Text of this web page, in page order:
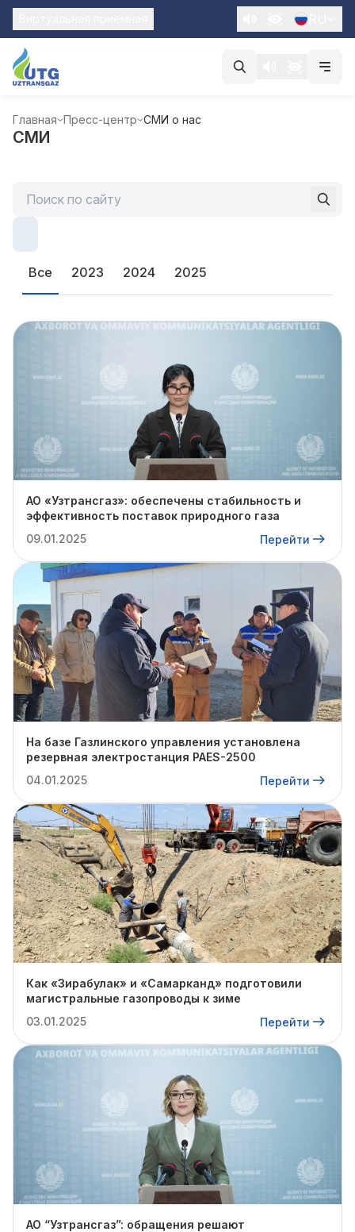
Главная Пресс-центр СМИ о нас
СМИ
Все 2023 2024 2025
АО «Узтрансгаз»: обеспечены стабильность и
эффективность поставок природного газа
09.01.2025
Перейти
На базе Газлинского управления установлена
резервная электростанция PAES-2500
04.01.2025
Перейти
Как «Зирабулак» и «Самарканд» подготовили
магистральные газопроводы к зиме
03.01.2025
Перейти
АО “Узтрансгаз”: обращения решают